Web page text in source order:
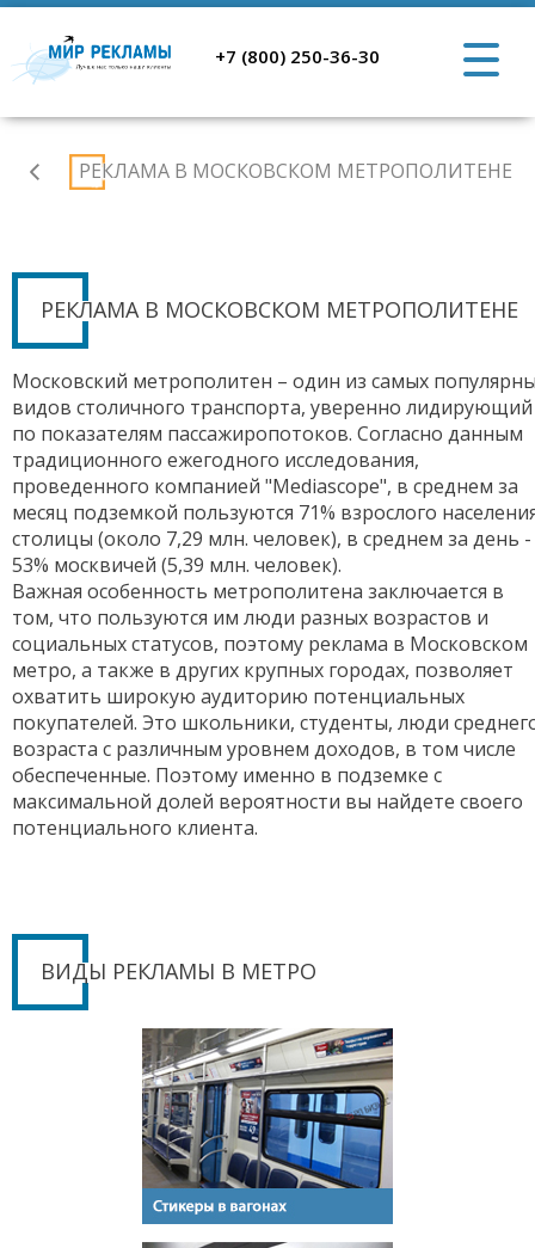
+7 (800) 250-36-30
ГлавнаяРЕКЛАМА В МОСКОВСКОМ МЕТРОПОЛИТЕНЕ
РЕКЛАМА В МОСКОВСКОМ МЕТРОПОЛИТЕНЕ
Московский метрополитен – один из самых
видов столичного транспорта, уверенно лидирующий
по показателям пассажиропотоков. Согласно данным
традиционного ежегодного исследования,
проведенного компанией "Mediascope", в среднем за
месяц подземкой пользуются 71% взрослого
столицы (около 7,29 млн. человек), в среднем за день -
53% москвичей (5,39 млн. человек).
Важная особенность метрополитена заключается в
том, что пользуются им люди разных возрастов и
социальных статусов, поэтому реклама в Московском
метро, а также в других крупных городах, позволяет
охватить широкую аудиторию потенциальных
покупателей. Это школьники, студенты, люди
возраста с различным уровнем доходов, в том числе
обеспеченные. Поэтому именно в подземке с
максимальной долей вероятности вы найдете своего
потенциального клиента.
ВИДЫ РЕКЛАМЫ В МЕТРО